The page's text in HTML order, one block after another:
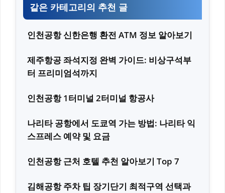
같은 카테고리의 추천 글
인천공항 신한은행 환전 ATM 정보 알아보기
제주항공 좌석지정 완벽 가이드: 비상구석부
터 프리미엄석까지
인천공항 1터미널 2터미널 항공사
나리타 공항에서 도쿄역 가는 방법: 나리타 익
스프레스 예약 및 요금
인천공항 근처 호텔 추천 알아보기 Top 7
김해공항 주차 팁 장기단기 최적구역 선택과